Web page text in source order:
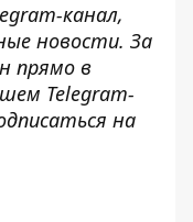
канал,
новости. За
прямо в
Telegram-
на